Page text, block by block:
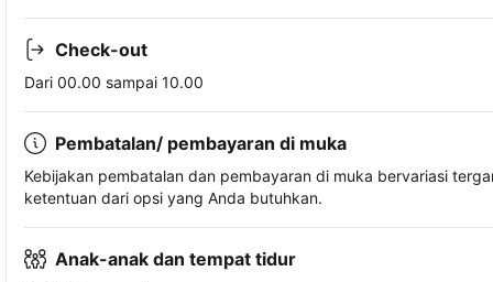
Check-out
Dari 00.00 sampai 10.00
Pembatalan/ pembayaran di muka
Kebijakan pembatalan dan pembayaran di muka bervariasi
ketentuan dari opsi yang Anda butuhkan.
Anak-anak dan tempat tidur